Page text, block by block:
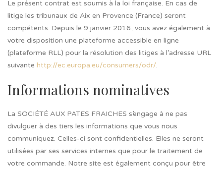
Le présent contrat est soumis à la loi française. En cas de
litige les tribunaux de Aix en Provence (France) seront
compétents. Depuis le 9 janvier 2016, vous avez également à
votre disposition une plateforme accessible en ligne
(plateforme RLL) pour la résolution des litiges à l’adresse URL
suivante http://ec.europa.eu/consumers/odr/.
Informations nominatives
La SOCIÉTÉ AUX PATES FRAICHES s’engage à ne pas
divulguer à des tiers les informations que vous nous
communiquez. Celles-ci sont confidentielles. Elles ne seront
utilisées par ses services internes que pour le traitement de
votre commande. Notre site est également conçu pour être